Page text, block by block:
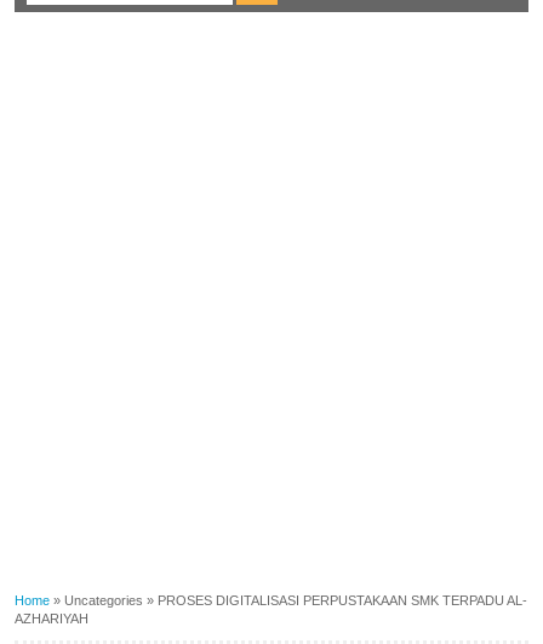
Home » Uncategories » PROSES DIGITALISASI PERPUSTAKAAN SMK TERPADU AL-
AZHARIYAH